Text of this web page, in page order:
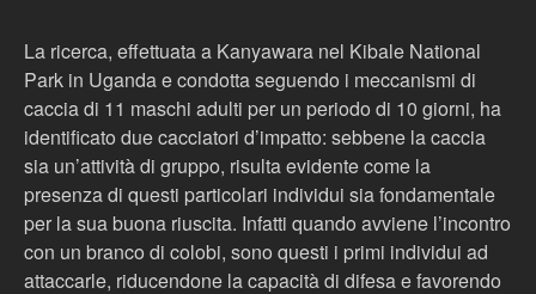
La ricerca, effettuata a Kanyawara nel Kibale National
Park in Uganda e condotta seguendo i meccanismi di
caccia di 11 maschi adulti per un periodo di 10 giorni, ha
identificato due cacciatori d’impatto: sebbene la caccia
sia un’attività di gruppo, risulta evidente come la
presenza di questi particolari individui sia fondamentale
per la sua buona riuscita. Infatti quando avviene l’incontro
con un branco di colobi, sono questi i primi individui ad
attaccarle, riducendone la capacità di difesa e favorendo